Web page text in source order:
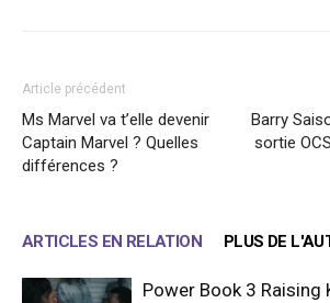
Article précédent
Ms Marvel va t’elle devenir
Captain Marvel ? Quelles
différences ?
Barry
sortie
ARTICLES EN RELATION PLUS DE
Power Book 3 Raising